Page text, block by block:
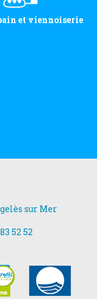
et viennoiserie
sur Mer
52 52